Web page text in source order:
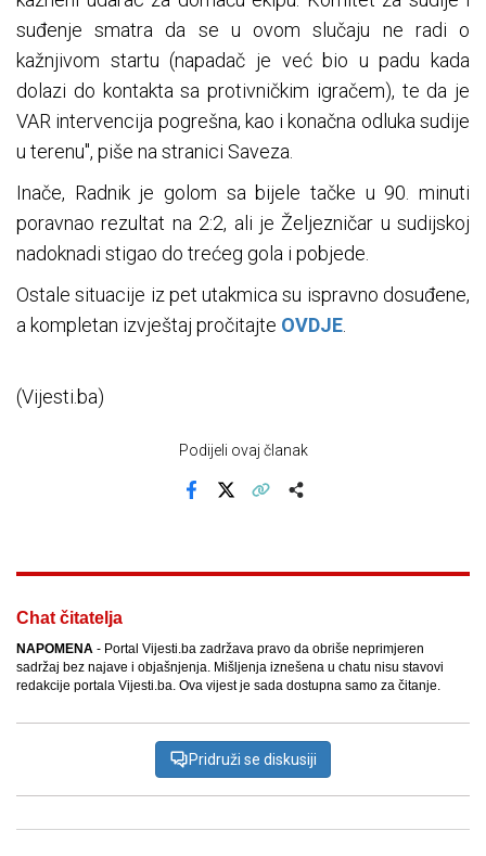
suđenje smatra da se u ovom slučaju ne radi o
kažnjivom startu (napadač je već bio u padu kada
dolazi do kontakta sa protivničkim igračem), te da je
VAR intervencija pogrešna, kao i konačna odluka sudije
u terenu", piše na stranici Saveza.
Inače, Radnik je golom sa bijele tačke u 90. minuti
poravnao rezultat na 2:2, ali je Željezničar u sudijskoj
nadoknadi stigao do trećeg gola i pobjede.
Ostale situacije iz pet utakmica su ispravno dosuđene,
a kompletan izvještaj pročitajte OVDJE.
(Vijesti.ba)
Podijeli ovaj članak
Chat čitatelja
NAPOMENA - Portal Vijesti.ba zadržava pravo da obriše neprimjeren
sadržaj bez najave i objašnjenja. Mišljenja iznešena u chatu nisu stavovi
redakcije portala Vijesti.ba. Ova vijest je sada dostupna samo za čitanje.
Pridruži se diskusiji